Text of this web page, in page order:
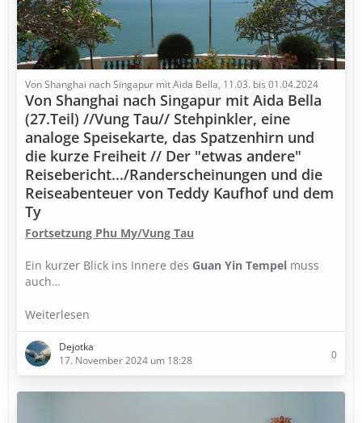
Von Shanghai nach Singapur mit Aida Bella, 11.03. bis 01.04.2024
Von Shanghai nach Singapur mit Aida Bella
(27.Teil) //Vung Tau// Stehpinkler, eine
analoge Speisekarte, das Spatzenhirn und
die kurze Freiheit // Der "etwas andere"
Reisebericht.../Randerscheinungen und die
Reiseabenteuer von Teddy Kaufhof und dem
Ty
Fortsetzung Phu My/Vung Tau
Ein kurzer Blick ins Innere des Guan Yin Tempel muss
auch…
Weiterlesen
Dejotka
17. November 2024 um 18:28
0